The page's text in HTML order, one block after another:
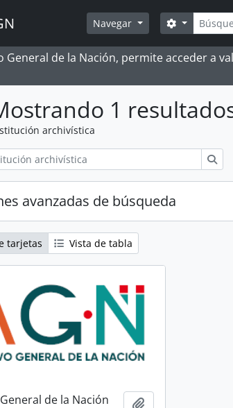
Navegar Search
de la Nación, permite acceder a
1
archivística
avanzadas de búsqueda
tarjetas Vista de tabla
de la Nación